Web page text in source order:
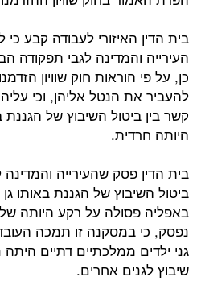
בית הדין האיזורי לעבודה קבע
העירייה והמדינה לגבי תפקודה
כן, על פי הוראות חוק שוויון
להעביר את הנטל אליהן, וכי
קשר בין ביטול השיבוץ של הגננת
היותה חרדית.
בית הדין פסק שהעירייה והמדינה
ביטול השיבוץ של הגננת באותו
באפליה פסולה על רקע היותה
נפסק, כי במסקנה זו תמכה
גני ילדים ממלכתיים דתיים
שיבוץ לגנים אחרים.